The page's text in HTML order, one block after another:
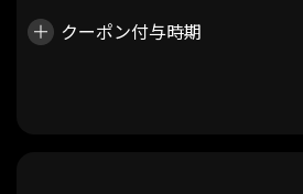
クーポン付与時期